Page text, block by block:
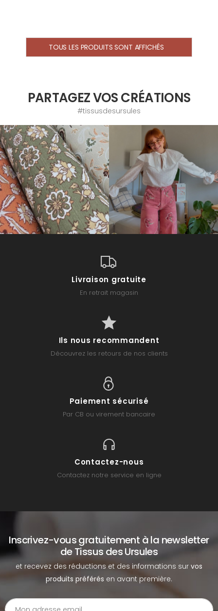
TOUS LES PRODUITS SONT AFFICHÉS
PARTAGEZ VOS CRÉATIONS
#tissusdesursules
Livraison gratuite
En retrait magasin
Ils nous recommandent
Découvrez les retours de nos clients
Paiement sécurisé
Par CB ou virement bancaire
Contactez-nous
Contactez notre service en ligne
Inscrivez-vous gratuitement à la newsletter
de Tissus des Ursules
et recevez des réductions et des informations sur vos
produits préférés en avant première.